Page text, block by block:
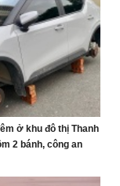
ở khu đô thị Thanh
2 bánh, công an